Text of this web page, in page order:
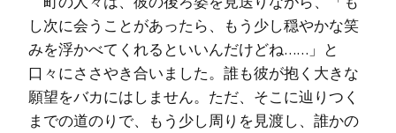
し次に会うことがあったら、もう少し穏やかな笑
みを浮かべてくれるといいんだけどね……」と
口々にささやき合いました。誰も彼が抱く大きな
願望をバカにはしません。ただ、そこに辿りつく
までの道のりで、もう少し周りを見渡し、誰かの